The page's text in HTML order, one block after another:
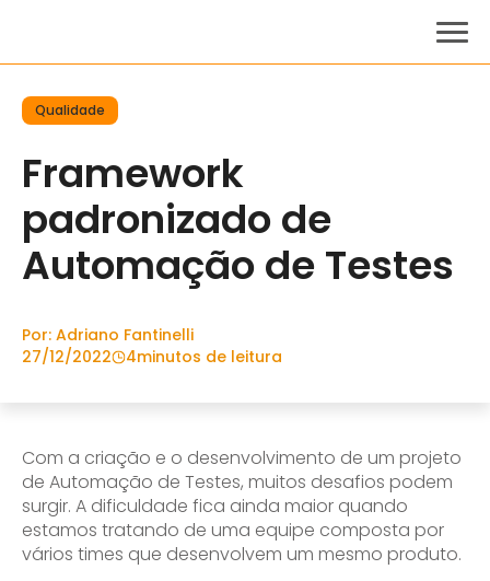
Qualidade
Framework
padronizado de
Automação de Testes
Por: Adriano Fantinelli
27/12/2022
4minutos de leitura
Com a criação e o desenvolvimento de um projeto
de Automação de Testes, muitos desafios podem
surgir. A dificuldade fica ainda maior quando
estamos tratando de uma equipe composta por
vários times que desenvolvem um mesmo produto.